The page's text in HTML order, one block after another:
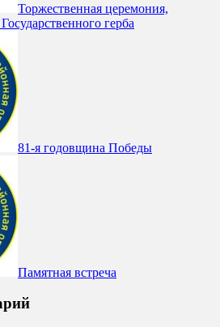
Торжественная церемония,
герба
81-я годовщина Победы
Памятная встреча